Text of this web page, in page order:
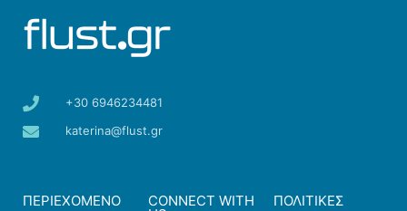
+30 6946234481
katerina@flust.gr
ΠΕΡΙΕΧΟΜΕΝΟ CONNECT WITH ΠΟΛΙΤΙΚΕΣ